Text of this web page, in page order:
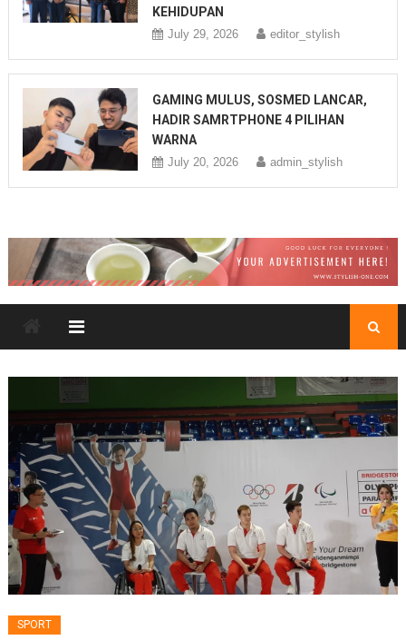
KEHIDUPAN
July 29, 2026 editor_stylish
GAMING MULUS, SOSMED LANCAR,
HADIR SAMRTPHONE 4 PILIHAN
WARNA
July 20, 2026 admin_stylish
SPORT